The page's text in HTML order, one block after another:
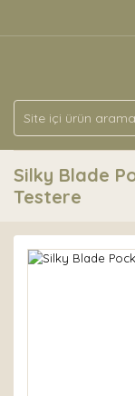
Silky Blade
Testere